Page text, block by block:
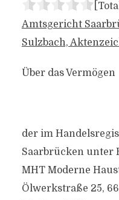
Amtsgericht
Sulzbach,
Über das Vermögen
der im
Saarbrücken unter
MHT Moderne
Ölwerkstraße 25,